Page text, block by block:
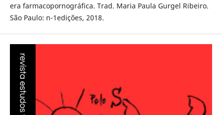
era farmacopornográfica. Trad. Maria Paula Gurgel Ribeiro.
São Paulo: n-1edições, 2018.